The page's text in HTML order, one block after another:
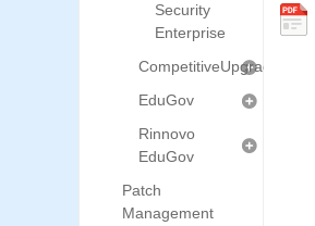
Security
Enterprise
CompetitiveUpgrade
EduGov
Rinnovo
EduGov
Patch
Management